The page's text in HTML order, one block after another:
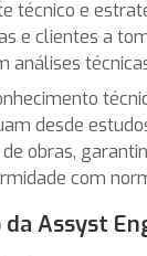
técnico e
e clientes a
análises
desde
obras,
com
Assyst